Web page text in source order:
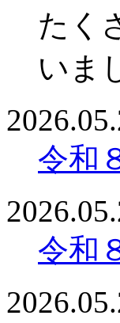
たく
いま
令和
令和